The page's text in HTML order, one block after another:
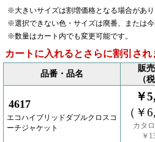
※大きいサイズは割増価格となる場合があ
※選択できない色・サイズは廃番、または
※数量はカート内でも変更可能です。
カートに入れるとさらに割引され
品番・品名
販
（
4617
エコハイブリッドダブルクロスコ
ーチジャケット
￥
（￥
カタ
￥